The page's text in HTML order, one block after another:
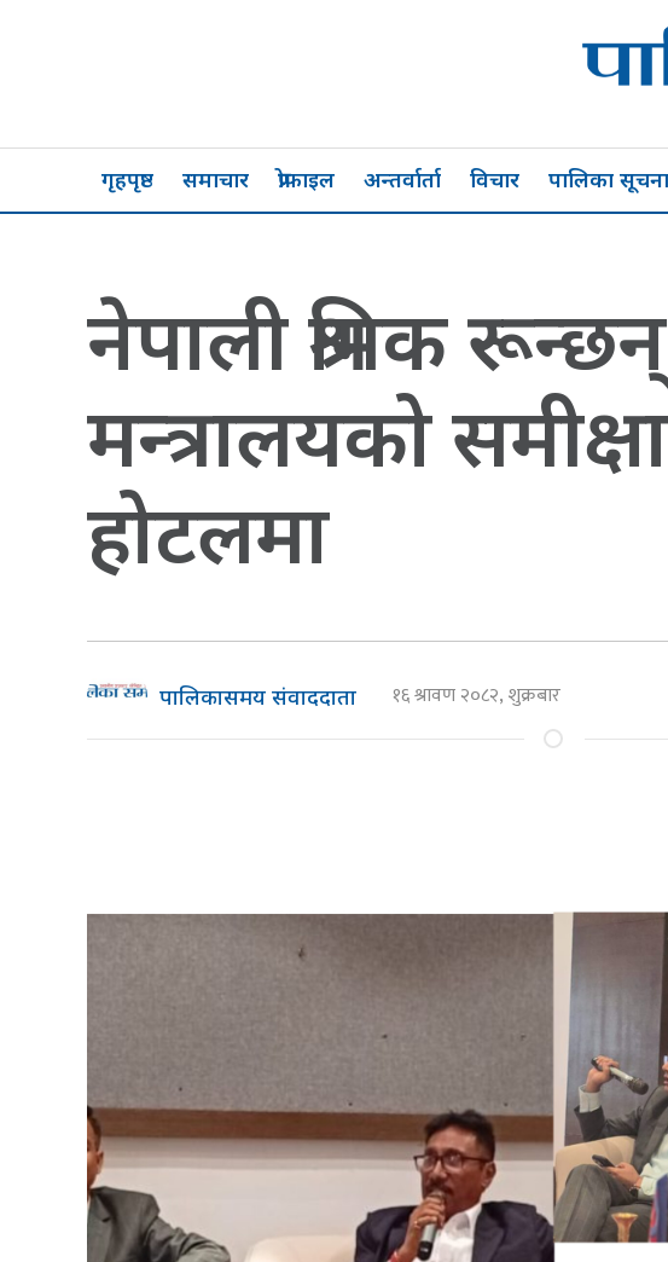
गृहपृष्ठ समाचार प्रोफाइल अन्तर्वार्ता विचार पालिका सूचना
नेपाली श्रमिक
मन्त्रालयको
होटलमा
पालिकासमय संवाददाता १६ श्रावण २०८२, शुक्रबार